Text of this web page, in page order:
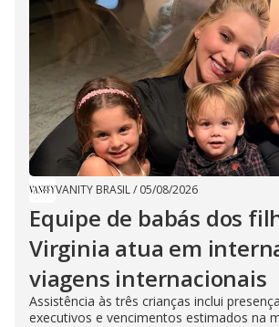
VANITY BRASIL/ 05/08/2026
Equipe de babás dos
Virginia atua em
viagens internacionais
Assistência às três crianças inclui
executivos e vencimentos estimados na